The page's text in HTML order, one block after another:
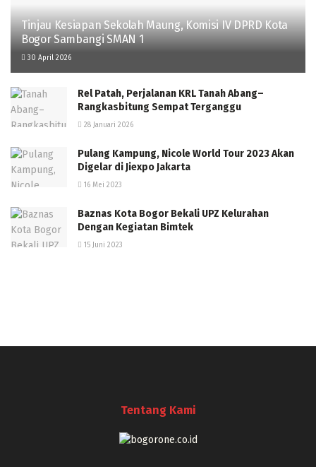
Tinjau Kesiapan Sekolah Maung, Komisi IV DPRD Kota
Bogor Sambangi SMAN 1
30 April 2026
Rel Patah, Perjalanan KRL Tanah Abang–
Rangkasbitung Sempat Terganggu
28 Januari 2026
Pulang Kampung, Nicole World Tour 2023 Akan
Digelar di Jiexpo Jakarta
16 Mei 2023
Baznas Kota Bogor Bekali UPZ Kelurahan
Dengan Kegiatan Bimtek
15 Juni 2023
Tentang Kami